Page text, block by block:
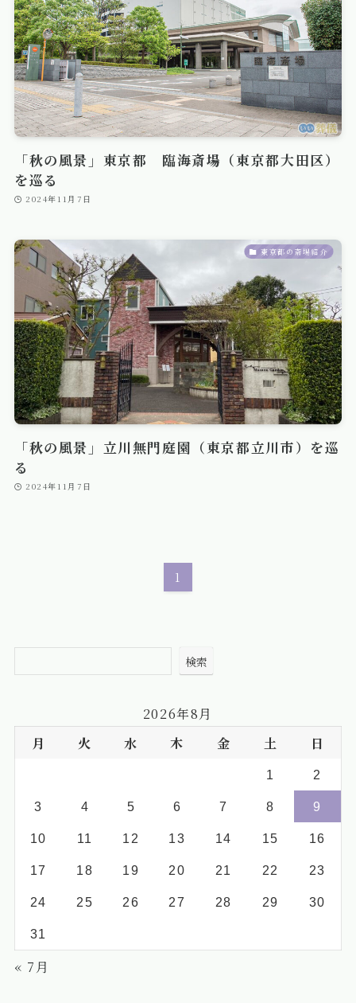
「秋の風景」東京都 臨海斎場（東京都大田区）
を巡る
2024年11月7日
東京都の斎場紹介
「秋の風景」立川無門庭園（東京都立川市）を巡
る
2024年11月7日
1
検索
2026年8月
月
火 水 木 金 土 日
1 2
3 4 5 6 7 8 9
10 11 12 13 14 15 16
17 18 19 20 21 22 23
24 25 26 27 28 29 30
31
« 7月